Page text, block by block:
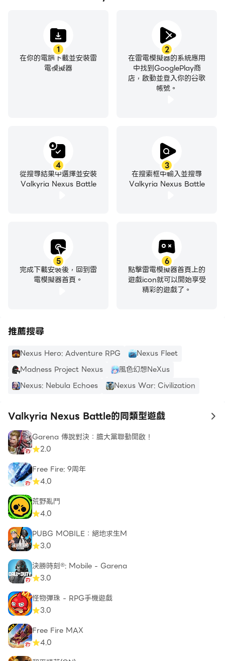
1
在你的電腦下載並安裝雷
電模擬器
2
在雷電模擬器的系統應用
中找到GooglePlay商
店，啟動並登入你的谷歌
帳號。
3
在搜索框中輸入並搜尋
Valkyria Nexus Battle
4
從搜尋結果中選擇並安裝
Valkyria Nexus Battle
5
完成下載安裝後，回到雷
電模擬器首頁。
6
點擊雷電模擬器首頁上的
遊戲icon就可以開始享受
精彩的遊戲了。
推薦搜尋
Nexus Hero: Adventure RPG
Nexus Fleet
Madness Project Nexus
風色幻想NeXus
Nexus: Nebula Echoes
Nexus War: Civilization
Valkyria Nexus Battle的同類型遊戲 to
Garena 傳說對決：膽大黨聯動開啟！
2.0
Free Fire: 9周年
4.0
荒野亂鬥
4.0
PUBG MOBILE：絕地求生M
3.0
決勝時刻®: Mobile - Garena
3.0
怪物彈珠 - RPG手機遊戲
3.0
Free Fire MAX
4.0